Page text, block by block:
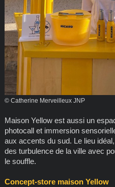
© Catherine Merveilleux JNP
Maison Yellow est aussi un
photocall et immersion
aux accents du sud. Le lieu
des turbulence de la ville avec
le souffle.
Concept-store maison Yellow